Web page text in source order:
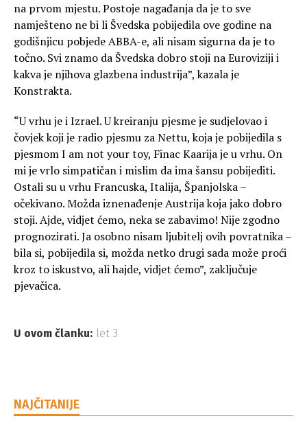
na prvom mjestu. Postoje nagađanja da je to sve
namješteno ne bi li Švedska pobijedila ove godine na
godišnjicu pobjede ABBA-e, ali nisam sigurna da je to
točno. Svi znamo da Švedska dobro stoji na Euroviziji i
kakva je njihova glazbena industrija”, kazala je
Konstrakta.
“U vrhu je i Izrael. U kreiranju pjesme je sudjelovao i
čovjek koji je radio pjesmu za Nettu, koja je pobijedila s
pjesmom I am not your toy, Finac Kaarija je u vrhu. On
mi je vrlo simpatičan i mislim da ima šansu pobijediti.
Ostali su u vrhu Francuska, Italija, Španjolska –
očekivano. Možda iznenađenje Austrija koja jako dobro
stoji. Ajde, vidjet ćemo, neka se zabavimo! Nije zgodno
prognozirati. Ja osobno nisam ljubitelj ovih povratnika –
bila si, pobijedila si, možda netko drugi sada može proći
kroz to iskustvo, ali hajde, vidjet ćemo”, zaključuje
pjevačica.
U ovom članku: let 3
NAJČITANIJE